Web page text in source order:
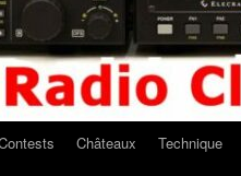
Châteaux Technique